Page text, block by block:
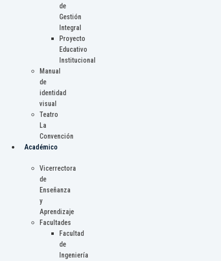
de
Gestión
Integral
Proyecto
Educativo
Institucional
Manual
de
identidad
visual
Teatro
La
Convención
Académico
Vicerrectora
de
Enseñanza
y
Aprendizaje
Facultades
Facultad
de
Ingeniería